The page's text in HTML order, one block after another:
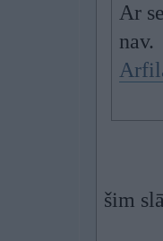
Ar
nav.
šim